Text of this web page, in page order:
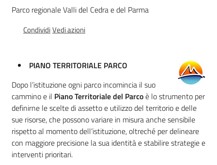
Natura
Foreste
Biodiversità
Consultazione
Parco regionale Valli del Cedra e del Parma
CondividiVedi azioni
PIANO TERRITORIALE PARCO
Dopo l’istituzione ogni parco incomincia il suo
cammino e il Piano Territoriale del Parcoè lo strumento per
definirne le scelte di assetto e utilizzo del territorio e delle
sue risorse, che possono variare in misura anche sensibile
rispetto al momento dell’istituzione, oltreché per delineare
con maggiore precisione la sua identità e stabilire strategie e
interventi prioritari.